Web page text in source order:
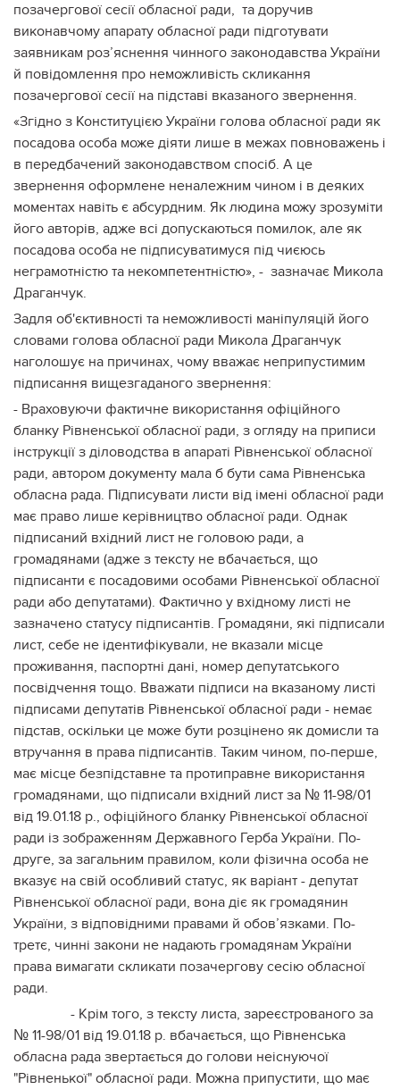
позачергової сесії обласної ради, та доручив
виконавчому апарату обласної ради підготувати
заявникам роз’яснення чинного законодавства України
й повідомлення про неможливість скликання
позачергової сесії на підставі вказаного звернення.
«Згідно з Конституцією України голова обласної ради як
посадова особа може діяти лише в межах повноважень і
в передбачений законодавством спосіб. А це
звернення оформлене неналежним чином і в деяких
моментах навіть є абсурдним. Як людина можу зрозуміти
його авторів, адже всі допускаються помилок, але як
посадова особа не підписуватимуся під чиєюсь
неграмотністю та некомпетентністю», - зазначає Микола
Драганчук.
Задля об'єктивності та неможливості маніпуляцій його
словами голова обласної ради Микола Драганчук
наголошує на причинах, чому вважає неприпустимим
підписання вищезгаданого звернення:
- Враховуючи фактичне використання офіційного
бланку Рівненської обласної ради, з огляду на приписи
інструкції з діловодства в апараті Рівненської обласної
ради, автором документу мала б бути сама Рівненська
обласна рада. Підписувати листи від імені обласної ради
має право лише керівництво обласної ради. Однак
підписаний вхідний лист не головою ради, а
громадянами (адже з тексту не вбачається, що
підписанти є посадовими особами Рівненської обласної
ради або депутатами). Фактично у вхідному листі не
зазначено статусу підписантів. Громадяни, які підписали
лист, себе не ідентифікували, не вказали місце
проживання, паспортні дані, номер депутатського
посвідчення тощо. Вважати підписи на вказаному листі
підписами депутатів Рівненської обласної ради - немає
підстав, оскільки це може бути розцінено як домисли та
втручання в права підписантів. Таким чином, по-перше,
має місце безпідставне та протиправне використання
громадянами, що підписали вхідний лист за № 11-98/01
від 19.01.18 р., офіційного бланку Рівненської обласної
ради із зображенням Державного Герба України. По-
друге, за загальним правилом, коли фізична особа не
вказує на свій особливий статус, як варіант - депутат
Рівненської обласної ради, вона діє як громадянин
України, з відповідними правами й обов’язками. По-
третє, чинні закони не надають громадянам України
права вимагати скликати позачергову сесію обласної
ради.
- Крім того, з тексту листа, зареєстрованого за
№ 11-98/01 від 19.01.18 р. вбачається, що Рівненська
обласна рада звертається до голови неіснуючої
"Рівненької" обласної ради. Можна припустити, що має